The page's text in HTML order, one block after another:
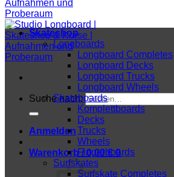
Suche nach:
Anmelden
Warenkorb /0,00€ 0
Skateshop
Longboards
Longboard Completes
Longboard Decks
Longboard Trucks
Longboard Wheels
Skateboards
Komplettboards
Decks
Trucks
Wheels
Fingerboards
Surfskates
Surfskate Completes